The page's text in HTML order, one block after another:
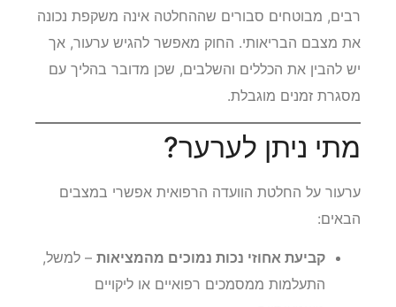
רבים, מבוטחים סבורים שההחלטה אינה משקפת נכונה
את מצבם הבריאותי. החוק מאפשר להגיש ערעור, אך
יש להבין את הכללים והשלבים, שכן מדובר בהליך עם
מסגרת זמנים מוגבלת.
מתי ניתן לערער?
ערעור על החלטת הוועדה הרפואית אפשרי במצבים
הבאים:
קביעת אחוזי נכות נמוכים מהמציאות – למשל,
התעלמות ממסמכים רפואיים או ליקויים